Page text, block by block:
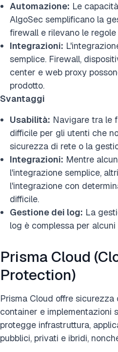
Automazione: Le
AlgoSec semplificano la
firewall e rilevano le regole
Integrazioni:
semplice. Firewall,
center e web proxy
prodotto.
Svantaggi
Usabilità: Navigare tra le
difficile per gli utenti che
sicurezza di rete o la
Integrazioni: Mentre
l'integrazione semplice,
l'integrazione con
difficile.
Gestione dei log: La
log è complessa per alcuni
Prisma Cloud
Protection)
Prisma Cloud offre
container e implementazioni
protegge infrastruttura,
pubblici, privati e ibridi,